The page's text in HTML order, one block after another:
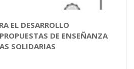
EL DESARROLLO
DE ENSEÑANZA
SOLIDARIAS